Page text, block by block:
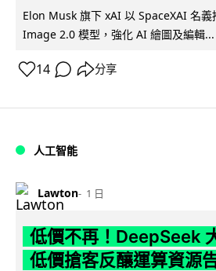
Elon Musk 旗下 xAI 以 SpaceXAI 名
Image 2.0 模型，強化 AI 繪圖及編輯...
14 分享
人工智能
Lawton 1 日
低價不再！DeepSeek
低價搶客反釀運算資源